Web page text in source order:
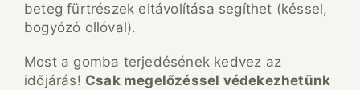
beteg fürtrészek eltávolítása segíthet (késsel,
bogyózó ollóval).
Most a gomba terjedésének kedvez az
időjárás! Csak megelőzéssel védekezhetünk